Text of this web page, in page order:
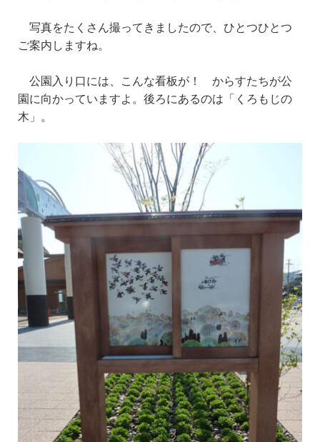
写真をたくさん撮ってきましたので、ひとつひとつ
ご案内しますね。
公園入り口には、こんな看板が！ からすたちが公
園に向かっていますよ。後ろにあるのは「くろもじの
木」。